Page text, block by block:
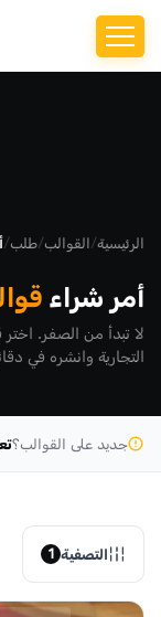
الرئيسية/القوالب/طلب/
أمر شراء
لا تبدأ من الصفر.
التجارية وانشره في
جديد على القوالب؟
التصفية 1